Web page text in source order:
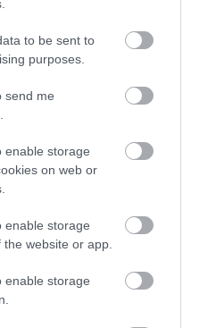
to be sent to
purposes.
send me
enable storage
on web or
enable storage
website or app.
enable storage
elkövetkező 24-72 órában
felkészült a teljes leállással